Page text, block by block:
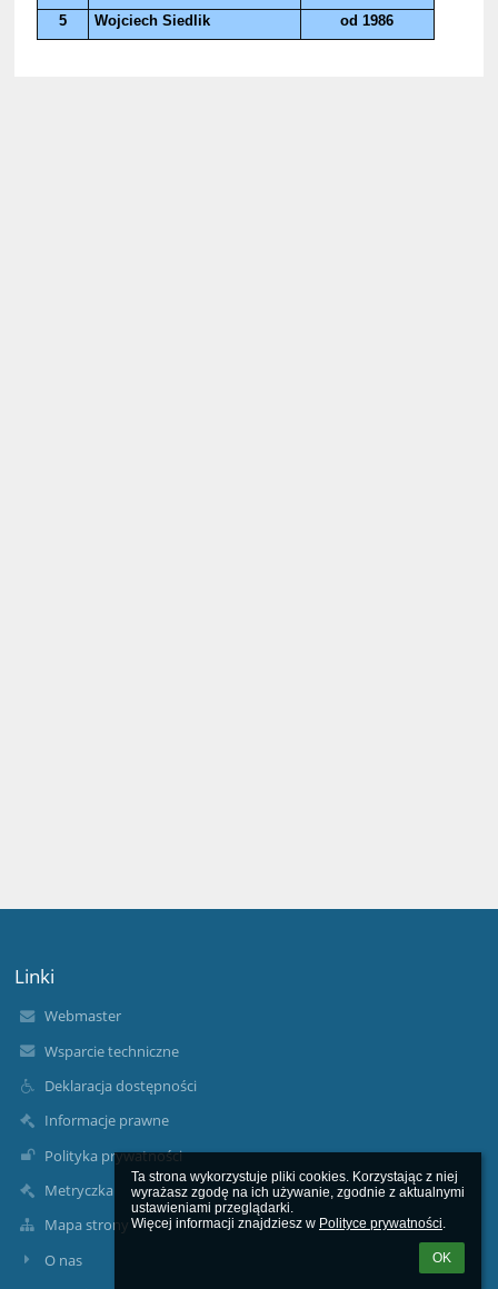
Ta strona wykorzystuje pliki cookies. Korzystając z niej
wyrażasz zgodę na ich używanie, zgodnie z aktualnymi
ustawieniami przeglądarki.
Więcej informacji znajdziesz w Polityce prywatności.
OK
5
Wojciech Siedlik od 1986
Linki
Webmaster
Wsparcie techniczne
Deklaracja dostępności
Informacje prawne
Polityka prywatności
Metryczka
Mapa strony
O nas